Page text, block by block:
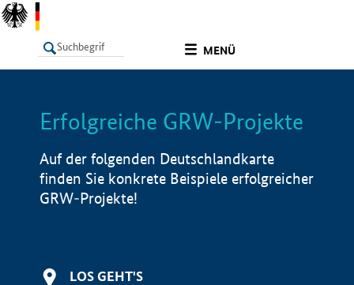
MENÜ
LISTE Info
Erfolgreiche GRW-Projekte
Auf der folgenden Deutschlandkarte
finden Sie konkrete Beispiele erfolgreicher
GRW-Projekte!
LOS GEHT'S